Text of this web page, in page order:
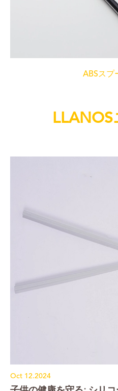
ABSスプ
Oct 12.2024